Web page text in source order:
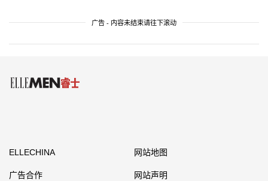
广告 - 内容未结束请往下滚动
ELLECHINA 网站地图
广告合作 网站声明